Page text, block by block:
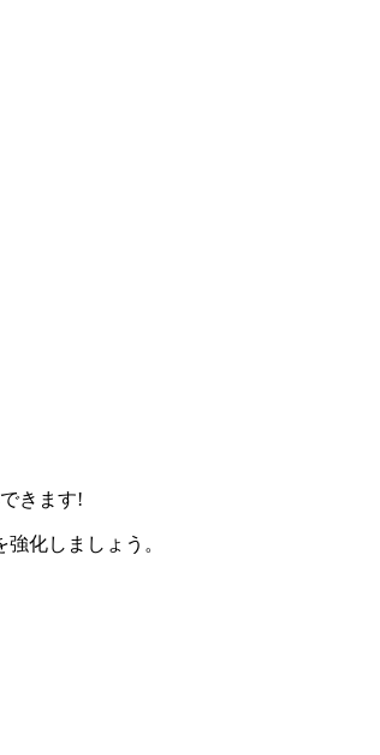
きます!
化しましょう。